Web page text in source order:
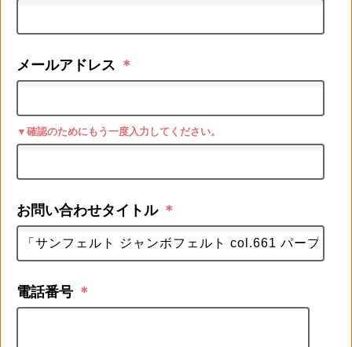
メールアドレス ＊
▼確認のためにもう一度入力してください。
お問い合わせタイトル ＊
電話番号 ＊